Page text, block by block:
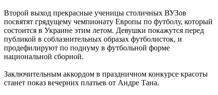
Второй выход прекрасные ученицы столичных ВУЗов
посвятят грядущему чемпионату Европы по футболу, который
состоится в Украине этим летом. Девушки покажутся перед
публикой в соблазнительных образах футболисток, и
продефилируют по подиуму в футбольной форме
национальной сборной.
Заключительным аккордом в праздничном конкурсе красоты
станет показ вечерних платьев от Андре Тана.